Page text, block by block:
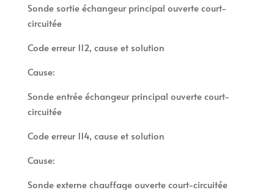
Sonde sortie échangeur principal ouverte court-
circuitée
Code erreur 112, cause et solution
Cause:
Sonde entrée échangeur principal ouverte court-
circuitée
Code erreur 114, cause et solution
Cause:
Sonde externe chauffage ouverte court-circuitée